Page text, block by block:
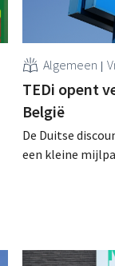
Algemeen
TEDi opent
België
De Duitse
een kleine